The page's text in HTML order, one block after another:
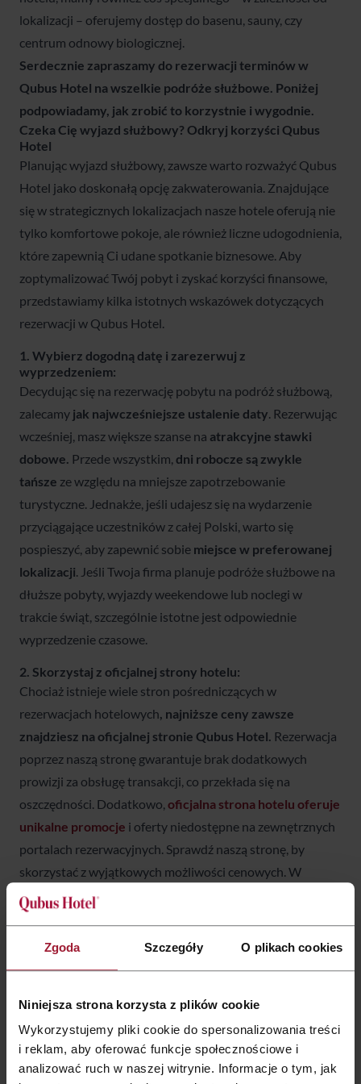
Zgoda Szczegóły O plikach cookies
Niniejsza strona korzysta z plików cookie
Wykorzystujemy pliki cookie do spersonalizowania treści
i reklam, aby oferować funkcje społecznościowe i
analizować ruch w naszej witrynie. Informacje o tym, jak
lokalizacji – oferujemy dostęp do basenu, sauny, czy
centrum odnowy biologicznej.
Serdecznie zapraszamy do rezerwacji terminów w
Qubus Hotel na wszelkie podróże służbowe. Poniżej
podpowiadamy, jak zrobić to korzystnie i wygodnie.
Czeka Cię wyjazd służbowy? Odkryj korzyści Qubus
Hotel
Planując wyjazd służbowy, zawsze warto rozważyć Qubus
Hotel jako doskonałą opcję zakwaterowania. Znajdujące
się w strategicznych lokalizacjach nasze hotele oferują nie
tylko komfortowe pokoje, ale również liczne udogodnienia,
które zapewnią Ci udane spotkanie biznesowe. Aby
zoptymalizować Twój pobyt i zyskać korzyści finansowe,
przedstawiamy kilka istotnych wskazówek dotyczących
rezerwacji w Qubus Hotel.
1. Wybierz dogodną datę i zarezerwuj z
wyprzedzeniem:
Decydując się na rezerwację pobytu na podróż służbową,
zalecamy jak najwcześniejsze ustalenie daty. Rezerwując
wcześniej, masz większe szanse na atrakcyjne stawki
dobowe. Przede wszystkim, dni robocze są zwykle
tańsze ze względu na mniejsze zapotrzebowanie
turystyczne. Jednakże, jeśli udajesz się na wydarzenie
przyciągające uczestników z całej Polski, warto się
pospieszyć, aby zapewnić sobie miejsce w preferowanej
lokalizacji. Jeśli Twoja firma planuje podróże służbowe na
dłuższe pobyty, wyjazdy weekendowe lub noclegi w
trakcie świąt, szczególnie istotne jest odpowiednie
wyprzedzenie czasowe.
2. Skorzystaj z oficjalnej strony hotelu:
Chociaż istnieje wiele stron pośredniczących w
rezerwacjach hotelowych, najniższe ceny zawsze
znajdziesz na oficjalnej stronie Qubus Hotel. Rezerwacja
poprzez naszą stronę gwarantuje brak dodatkowych
prowizji za obsługę transakcji, co przekłada się na
oszczędności. Dodatkowo, oficjalna strona hotelu oferuje
unikalne promocje i oferty niedostępne na zewnętrznych
portalach rezerwacyjnych. Sprawdź naszą stronę, by
skorzystać z wyjątkowych możliwości cenowych. W
przypadku podroży służbowych rekomendujemy
zwłaszcza pakiety Business all inclusive, choć nie tylko.
3. Umowa korporacyjna dla Twojej firmy:
Jeśli Twoja firma planuje regularne podróże służbowe
po Polsce, rozważ podpisanie umowy korporacyjnej z
Qubus Hotel. Taka umowa gwarantuje stałą stawkę przez
cały okres trwania umowy, niezależnie od wahających się